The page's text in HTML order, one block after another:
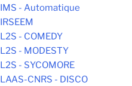
IMS - Automatique
IRSEEM
L2S - COMEDY
L2S - MODESTY
L2S - SYCOMORE
LAAS-CNRS - DISCO